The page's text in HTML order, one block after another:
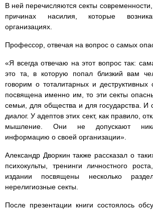
В ней перечисляются секты
причинах насилия, которые
организациях.
Профессор, отвечая на вопрос о самых
«Я всегда отвечаю на этот вопрос так:
это та, в которую попал близкий вам
говорим о тоталитарных и деструктивных
посвящена именно им, то эти секты
семьи, для общества и для государства. И
диалог. У адептов этих сект, как правило,
мышление. Они не допускают
информацию о своей организации».
Александр Дворкин также рассказал о
психокульты, тренинги личностного
издании посвящены несколько
нерелигиозные секты.
После презентации книги состоялось